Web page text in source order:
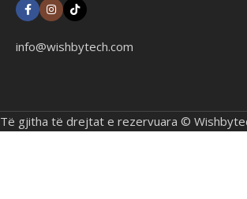
info@wishbytech.com
Të gjitha të drejtat e rezervuara ©